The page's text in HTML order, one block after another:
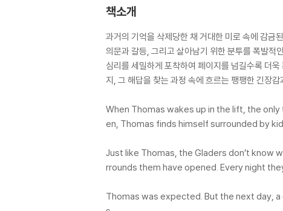
책소개
과거의 기억을 삭제당한 채 거대한 미로 속에 감금
의문과 갈등, 그리고 살아남기 위한 분투를 폭발적
심리를 세밀하게 포착하여 페이지를 넘길수록 더
지, 그 해답을 찾는 과정 속에 흐르는 팽팽한 긴장
When Thomas wakes up in the lift, the only
en, Thomas finds himself surrounded by
Just like Thomas, the Gladers don’t know
rrounds them have opened. Every night
Thomas was expected. But the next day,